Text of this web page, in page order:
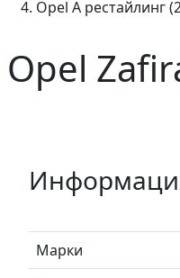
Opel A рестайлинг
Opel
Марки